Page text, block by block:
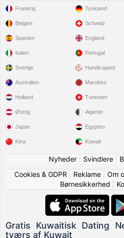
Frankrig
Belgien
Spanien
Italien
Sverige
Tyskland
Schweiz
England
Portugal
Handicappet
Australien
Holland
Østrig
Japan
Kina
Marokko
Tunesien
Algeriet
Egypten
Kuwait
Nyheder| Svindlere|
Cookies & GDPR
Reklame| Om
Børnesikkerhed
Gratis Kuwaitisk Dating
tværs af Kuwait